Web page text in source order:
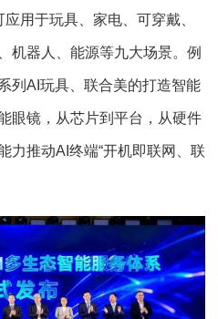
应用于玩具、家电、可穿戴、
机器人、能源等九大场景。例
列AI玩具、联合美的打造智能
眼镜，从芯片到平台，从硬件
力推动AI终端“开机即联网、联